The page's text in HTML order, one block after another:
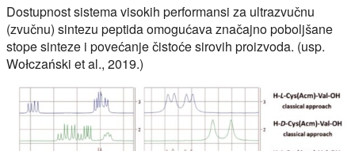
Dostupnost sistema visokih performansi za ultrazvučnu
(zvučnu) sintezu peptida omogućava značajno poboljšane
stope sinteze i povećanje čistoće sirovih proizvoda. (usp.
Wołczański et al., 2019.)